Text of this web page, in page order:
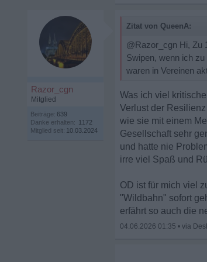
Razor_cgn
Mitglied
Beiträge: 639
Danke erhalten: 1172
Mitglied seit: 10.03.2024
Zitat von QueenA:
@Razor_cgn Hi, Zu
Swipen, wenn ich
waren in Vereinen
Was ich viel
Verlust der
wie sie mit einem
Gesellschaft sehr
und hatte nie
irre viel Spaß und
OD ist für mich viel
"Wildbahn" sofort
erfährt so auch die
04.06.2026 01:35 •